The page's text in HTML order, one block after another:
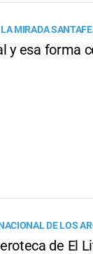
MIRADA
y esa forma
DE LOS
de El